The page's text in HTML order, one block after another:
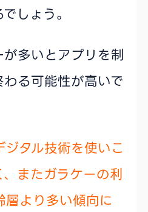
しょう。
多いとアプリを制
る可能性が高いで
タル技術を使いこ
またガラケーの利
より多い傾向に